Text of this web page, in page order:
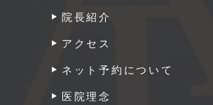
院長紹介
アクセス
ネット予約について
医院理念